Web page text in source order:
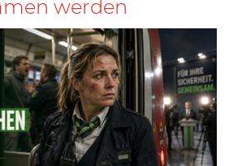
werden